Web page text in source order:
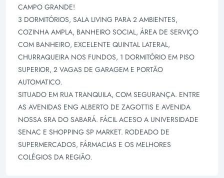
CAMPO GRANDE!
3 DORMITÓRIOS, SALA LIVING PARA 2 AMBIENTES,
COZINHA AMPLA, BANHEIRO SOCIAL, ÁREA DE SERVIÇO
COM BANHEIRO, EXCELENTE QUINTAL LATERAL,
CHURRAQUEIRA NOS FUNDOS, 1 DORMITÓRIO EM PISO
SUPERIOR, 2 VAGAS DE GARAGEM E PORTÃO
AUTOMATICO.
SITUADO EM RUA TRANQUILA, COM SEGURANÇA. ENTRE
AS AVENIDAS ENG ALBERTO DE ZAGOTTIS E AVENIDA
NOSSA SRA DO SABARÁ. FÁCIL ACESO A UNIVERSIDADE
SENAC E SHOPPING SP MARKET. RODEADO DE
SUPERMERCADOS, FÁRMACIAS E OS MELHORES
COLÉGIOS DA REGIÃO.